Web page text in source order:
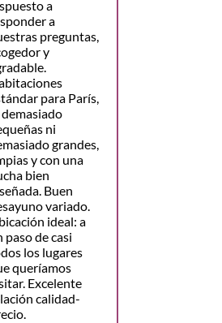
a
a
preguntas,
y
para París,
ni
grandes,
y con una
bien
Buen
variado.
ideal: a
paso de casi
los lugares
queríamos
Excelente
calidad-